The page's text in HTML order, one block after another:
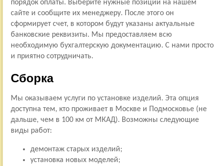
порядок оплаты. Выберите нужные позиции на нашем
сайте и сообщите их менеджеру. После этого он
сформирует счет, в котором будут указаны актуальные
банковские реквизиты. Мы предоставляем всю
необходимую бухгалтерскую документацию. С нами просто
и приятно сотрудничать.
Сборка
Мы оказываем услуги по установке изделий. Эта опция
доступна тем, кто проживает в Москве и Подмосковье (не
дальше, чем в 100 км от МКАД). Возможны следующие
виды работ:
демонтаж старых изделий;
установка новых моделей;